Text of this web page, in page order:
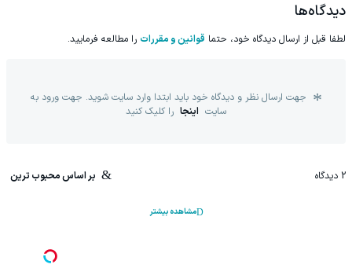
دیدگاه‌ها
لطفا قبل از ارسال دیدگاه خود، حتما قوانین و مقررات را مطالعه فرمایید.
جهت ارسال نظر و دیدگاه خود باید ابتدا وارد سایت شوید. جهت ورود به
سایت اینجا را کلیک کنید
2 دیدگاه بر اساس محبوب ترین
مشاهده بیشتر